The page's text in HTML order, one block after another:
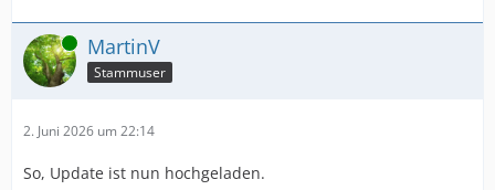
Online MartinV
Stammuser
2. Juni 2026 um 22:14
So, Update ist nun hochgeladen.